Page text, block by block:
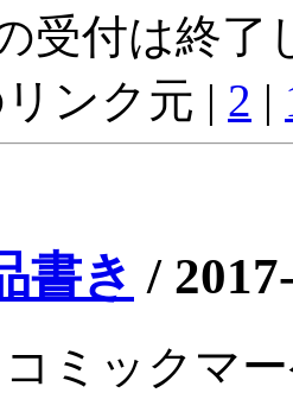
受付は終了
ンク元 | 2 |
書き /
ミックマ